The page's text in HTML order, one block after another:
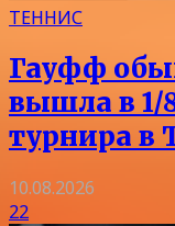
ТЕННИС
Гауфф
вышла в 1/
турнира в
10.08.2026
22